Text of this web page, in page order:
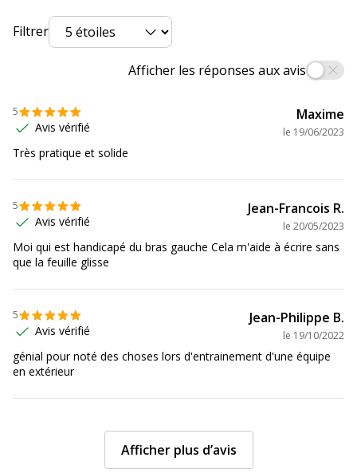
Filtrer
Afficher les réponses aux avis
5
Avis vérifié
Maxime
le 19/06/2023
Très pratique et solide
5
Avis vérifié
Jean-Francois R.
le 20/05/2023
Moi qui est handicapé du bras gauche Cela m'aide à écrire sans
que la feuille glisse
5
Avis vérifié
Jean-Philippe B.
le 19/10/2022
génial pour noté des choses lors d'entrainement d'une équipe
en extérieur
Afficher plus d’avis